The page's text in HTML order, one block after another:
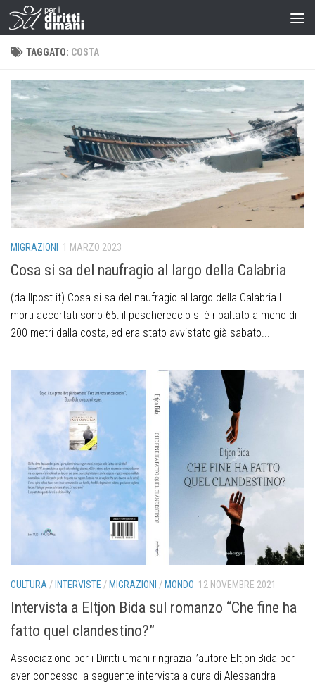
TAGGATO: COSTA
MIGRAZIONI 1 MARZO 2023
Cosa si sa del naufragio al largo della Calabria
(da Ilpost.it) Cosa si sa del naufragio al largo della Calabria I
morti accertati sono 65: il peschereccio si è ribaltato a meno di
200 metri dalla costa, ed era stato avvistato già sabato...
CULTURA/ INTERVISTE / MIGRAZIONI / MONDO 12 NOVEMBRE 2021
Intervista a Eltjon Bida sul romanzo “Che fine ha
fatto quel clandestino?”
Associazione per i Diritti umani ringrazia l’autore Eltjon Bida per
aver concesso la seguente intervista a cura di Alessandra